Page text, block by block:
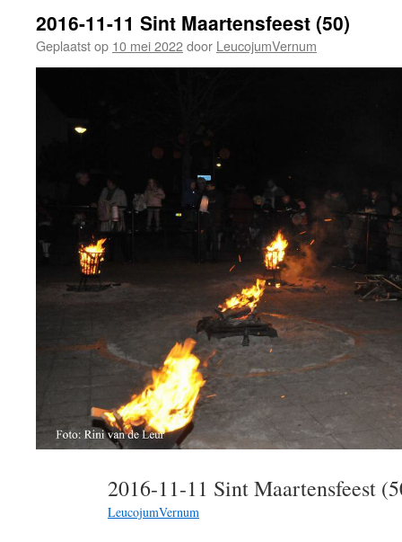
2016-11-11 Sint Maartensfeest (50)
Geplaatst op 10 mei 2022door LeucojumVernum
2016-11-11 Sint Maartensfeest
LeucojumVernum